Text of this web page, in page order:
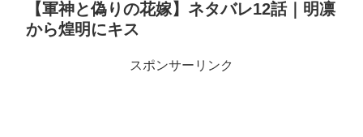
【軍神と偽りの花嫁】ネタバレ12話｜明凛
から煌明にキス
スポンサーリンク